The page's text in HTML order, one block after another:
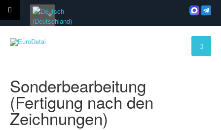
Sonderbearbeitung
(Fertigung nach den
Zeichnungen)